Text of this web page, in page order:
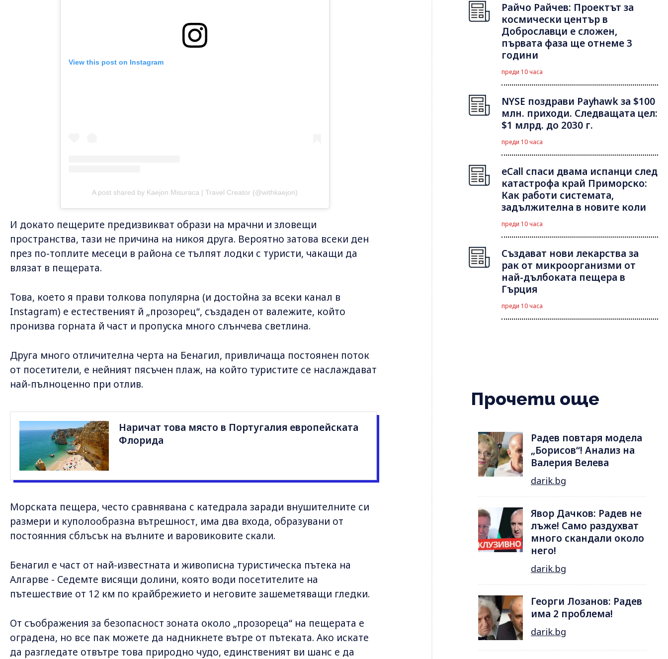
View this post on Instagram
A post shared by Kaejon Misuraca | Travel Creator (@withkaejon)
И докато пещерите предизвикват образи на мрачни и зловещи
пространства, тази не причина на никоя друга. Вероятно затова всеки ден
през по-топлите месеци в района се тълпят лодки с туристи, чакащи да
влязат в пещерата.
Това, което я прави толкова популярна (и достойна за всеки канал в
Instagram) е естественият й „прозорец“, създаден от валежите, който
пронизва горната й част и пропуска много слънчева светлина.
Друга много отличителна черта на Бенагил, привличаща постоянен поток
от посетители, е нейният пясъчен плаж, на който туристите се наслаждават
най-пълноценно при отлив.
Наричат това място в Португалия европейската
Флорида
Морската пещера, често сравнявана с катедрала заради внушителните си
размери и куполообразна вътрешност, има два входа, образувани от
постоянния сблъсък на вълните и варовиковите скали.
Бенагил е част от най-известната и живописна туристическа пътека на
Алгарве - Седемте висящи долини, която води посетителите на
пътешествие от 12 км по крайбрежието и неговите зашеметяващи гледки.
От съображения за безопасност зоната около „прозореца“ на пещерата е
оградена, но все пак можете да надникнете вътре от пътеката. Ако искате
да разгледате отвътре това природно чудо, единственият ви шанс е да
Райчо Райчев: Проектът за
космически център в
Доброславци е сложен,
първата фаза ще отнеме 3
години
преди 10 часа
NYSE поздрави Payhawk за $100
млн. приходи. Следващата цел:
$1 млрд. до 2030 г.
преди 10 часа
eCall спаси двама испанци след
катастрофа край Приморско:
Как работи системата,
задължителна в новите коли
преди 10 часа
Създават нови лекарства за
рак от микроорганизми от
най-дълбоката пещера в
Гърция
преди 10 часа
Прочети още
Радев повтаря модела
„Борисов“! Анализ на
Валерия Велева
darik.bg
Явор Дачков: Радев не
лъже! Само раздухват
много скандали около
него!
darik.bg
Георги Лозанов: Радев
има 2 проблема!
darik.bg